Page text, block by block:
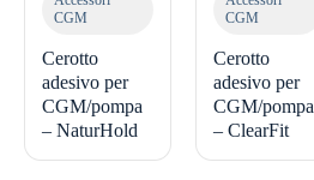
CGM
Cerotto
adesivo per
CGM/pompa
– NaturHold
CGM
Cerotto
adesivo per
CGM/pompa
– ClearFit